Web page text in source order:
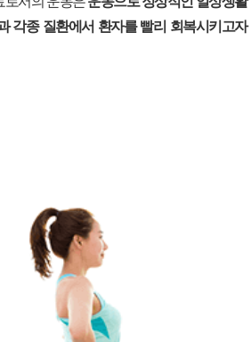
각종 질환에서 환자를 빨리 회복시키고자